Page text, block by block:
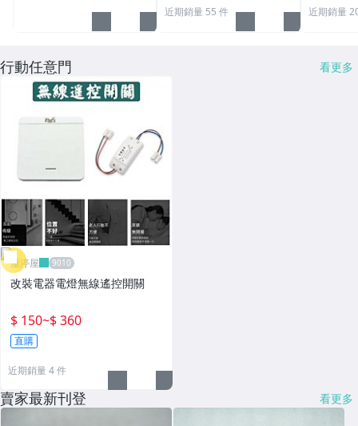
近期銷量 55 件 近期銷量
行動任意門 看更多
雁渟屋
改裝電器電燈無線遙控開關
$ 150~$ 360
直購
近期銷量 4 件
賣家最新刊登 看更多